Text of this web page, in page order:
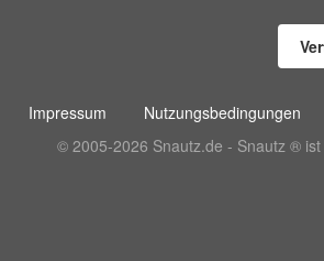
Impressum Nutzungsbedingungen
© 2005-2026 Snautz.de - Snautz ®